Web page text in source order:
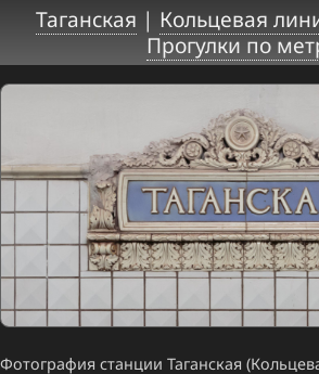
Таганская | Кольцевая
Прогулки по
Фотография станции Таганская